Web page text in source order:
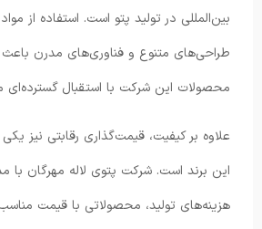
بین‌المللی در تولید پتو است. استفاده از
طراحی‌های متنوع و فناوری‌های مدرن
محصولات این شرکت با استقبال گسترده‌ای
علاوه بر کیفیت، قیمت‌گذاری رقابتی نیز
این برند است. شرکت پتوی لاله مهرگان با
هزینه‌های تولید، محصولاتی با قیمت